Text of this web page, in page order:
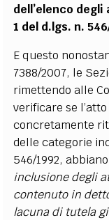
dell’elenco
1 del d.lgs. n.
E questo
7388/2007, le
rimettendo alle
verificare se
concretamente
delle categorie
546/1992,
inclusione degli
contenuto in
lacuna di tutela